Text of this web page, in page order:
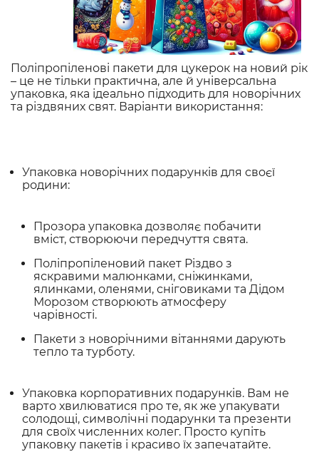
Поліпропіленові пакети для цукерок на новий рік
– це не тільки практична, але й універсальна
упаковка, яка ідеально підходить для новорічних
та різдвяних свят. Варіанти використання:
Упаковка новорічних подарунків для своєї
родини:
Прозора упаковка дозволяє побачити
вміст, створюючи передчуття свята.
Поліпропіленовий пакет Різдво з
яскравими малюнками, сніжинками,
ялинками, оленями, сніговиками та Дідом
Морозом створюють атмосферу
чарівності.
Пакети з новорічними вітаннями дарують
тепло та турботу.
Упаковка корпоративних подарунків. Вам не
варто хвилюватися про те, як же упакувати
солодощі, символічні подарунки та презенти
для своїх численних колег. Просто купіть
упаковку пакетів і красиво їх запечатайте.